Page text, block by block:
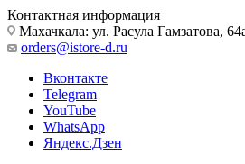
Контактная информация
Махачкала: ул. Расула Гамзатова,
orders@istore-d.ru
Вконтакте
Telegram
YouTube
WhatsApp
Яндекс.Дзен